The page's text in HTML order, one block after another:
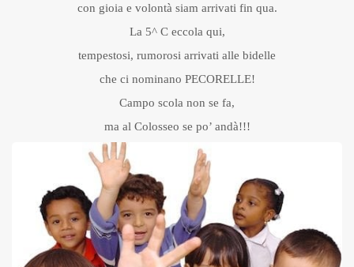
con gioia e volontà siam arrivati fin qua.
La 5^ C eccola qui,
tempestosi, rumorosi arrivati alle bidelle
che ci nominano PECORELLE!
Campo scola non se fa,
ma al Colosseo se po’ andà!!!